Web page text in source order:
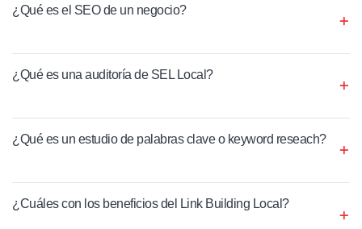
¿Qué es el SEO de un negocio?
¿Qué es una auditoría de SEL Local?
¿Qué es un estudio de palabras clave o keyword reseach?
¿Cuáles con los beneficios del Link Building Local?